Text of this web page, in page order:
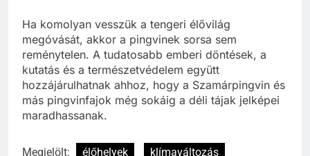
Ha komolyan vesszük a tengeri élővilág
megóvását, akkor a pingvinek sorsa sem
reménytelen. A tudatosabb emberi döntések, a
kutatás és a természetvédelem együtt
hozzájárulhatnak ahhoz, hogy a Szamárpingvin és
más pingvinfajok még sokáig a déli tájak jelképei
maradhassanak.
Megjelölt: élőhelyek
klímaváltozás